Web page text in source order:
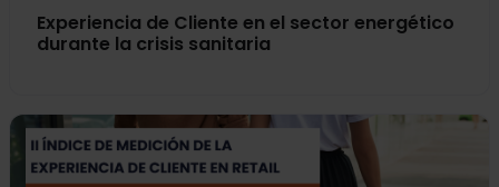
Experiencia de Cliente en el sector energético
durante la crisis sanitaria